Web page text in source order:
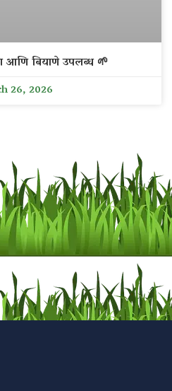
आणि बियाणे उपलब्ध 🌱
26, 2026